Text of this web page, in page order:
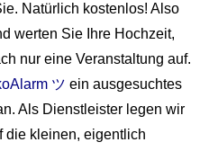
Natürlich kostenlos! Also
werten Sie Ihre Hochzeit,
nur eine Veranstaltung auf.
ツ ein ausgesuchtes
Als Dienstleister legen wir
die kleinen, eigentlich